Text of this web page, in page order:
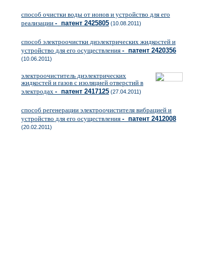
способ очистки воды от ионов и устройство для его
реализации - патент 2425805 (10.08.2011)
способ электроочистки диэлектрических жидкостей и
устройство для его осуществления - патент 2420356
(10.06.2011)
электроочиститель диэлектрических
жидкостей и газов с изоляцией отверстий в
электродах - патент 2417125 (27.04.2011)
способ регенерации электроочистителя вибрацией и
устройство для его осуществления - патент 2412008
(20.02.2011)